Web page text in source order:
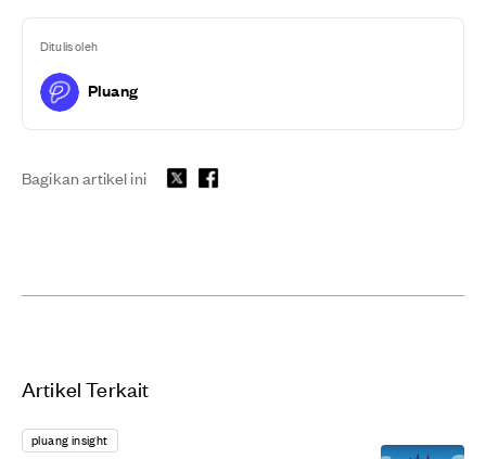
Ditulis oleh
Pluang
Bagikan artikel ini
Artikel Terkait
pluang insight